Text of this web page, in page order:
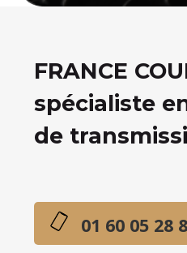
FRANCE
spécialiste
de
01 60 05 28